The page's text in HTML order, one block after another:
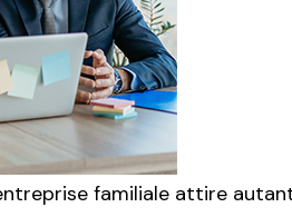
familiale attire